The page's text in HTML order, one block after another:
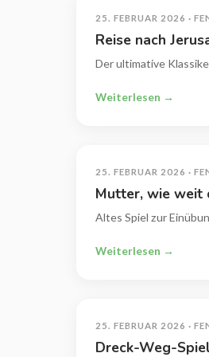
25. FEBRUAR 2026 ·
Reise nach
Der ultimative
Weiterlesen →
25. FEBRUAR 2026 ·
Mutter, wie weit
Altes Spiel zur
Weiterlesen →
25. FEBRUAR 2026 ·
Dreck-Weg-